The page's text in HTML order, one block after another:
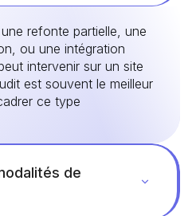
refonte partielle, une
ou une intégration
intervenir sur un site
est souvent le meilleur
ce type
de